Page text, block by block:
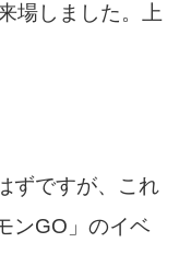
場しました。上
ずですが、これ
ンGO」のイベ